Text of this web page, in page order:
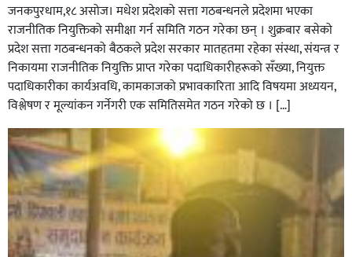
जनकपुरधाम,१८ असोज। मधेश प्रदेशको सत्ता गठबन्धनले प्रदेशमा भएका
राजनीतिक नियुक्तिको समीक्षा गर्न समिति गठन गरेका छन् । शुक्रबार बसेको
प्रदेश सत्ता गठबन्धनको बैठकले प्रदेश सरकार मातहतमा रहेका संस्था, संयन्त्र र
निकायमा राजनीतिक नियुक्ति प्राप्त गरेका पदाधिकारीहरूको सँख्या, नियुक्त
पदाधिकारीका कार्यअवधि, कामकाजको प्रभावकारिता आदि विषयमा अध्ययन,
विश्लेषण र मूल्यांकन गर्नेगरी एक समितिसमेत गठन गरेको छ । […]